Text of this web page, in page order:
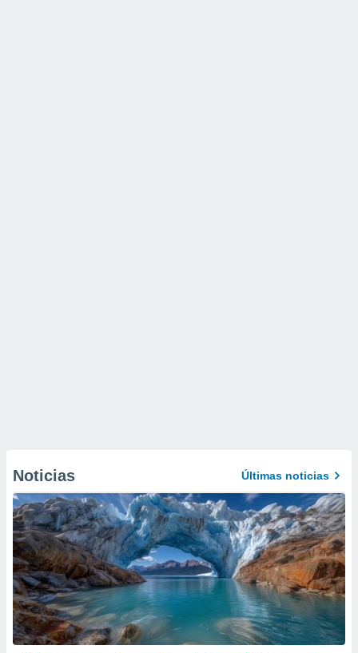
Noticias Últimas noticias